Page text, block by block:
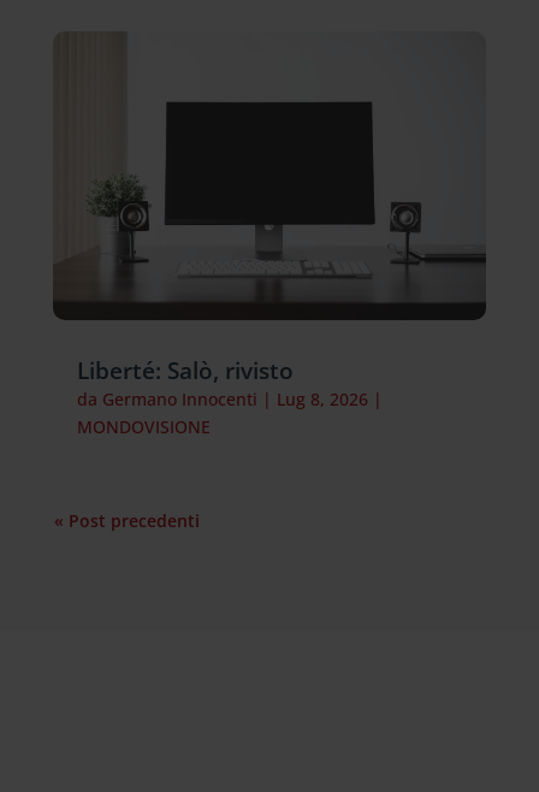
Liberté: Salò, rivisto
da Germano Innocenti | Lug 8, 2026 |
MONDOVISIONE
« Post precedenti